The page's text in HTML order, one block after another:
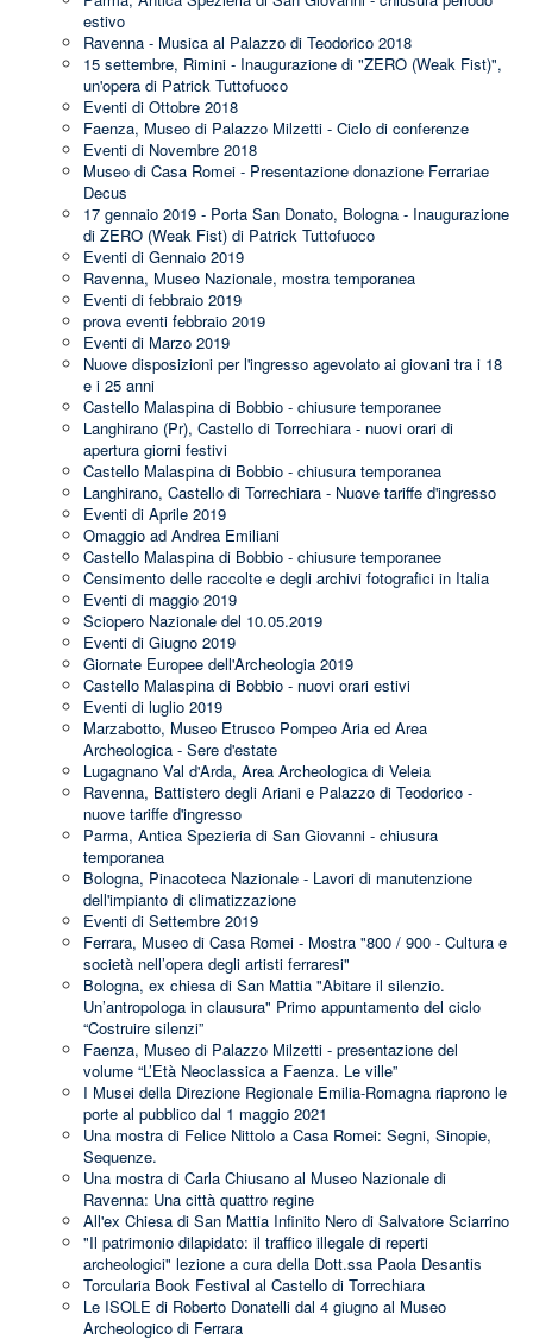
estivo
Ravenna - Musica al Palazzo di Teodorico 2018
15 settembre, Rimini - Inaugurazione di "ZERO (Weak Fist)",
un'opera di Patrick Tuttofuoco
Eventi di Ottobre 2018
Faenza, Museo di Palazzo Milzetti - Ciclo di conferenze
Eventi di Novembre 2018
Museo di Casa Romei - Presentazione donazione Ferrariae
Decus
17 gennaio 2019 - Porta San Donato, Bologna - Inaugurazione
di ZERO (Weak Fist) di Patrick Tuttofuoco
Eventi di Gennaio 2019
Ravenna, Museo Nazionale, mostra temporanea
Eventi di febbraio 2019
prova eventi febbraio 2019
Eventi di Marzo 2019
Nuove disposizioni per l'ingresso agevolato ai giovani tra i 18
e i 25 anni
Castello Malaspina di Bobbio - chiusure temporanee
Langhirano (Pr), Castello di Torrechiara - nuovi orari di
apertura giorni festivi
Castello Malaspina di Bobbio - chiusura temporanea
Langhirano, Castello di Torrechiara - Nuove tariffe d'ingresso
Eventi di Aprile 2019
Omaggio ad Andrea Emiliani
Castello Malaspina di Bobbio - chiusure temporanee
Censimento delle raccolte e degli archivi fotografici in Italia
Eventi di maggio 2019
Sciopero Nazionale del 10.05.2019
Eventi di Giugno 2019
Giornate Europee dell'Archeologia 2019
Castello Malaspina di Bobbio - nuovi orari estivi
Eventi di luglio 2019
Marzabotto, Museo Etrusco Pompeo Aria ed Area
Archeologica - Sere d'estate
Lugagnano Val d'Arda, Area Archeologica di Veleia
Ravenna, Battistero degli Ariani e Palazzo di Teodorico -
nuove tariffe d'ingresso
Parma, Antica Spezieria di San Giovanni - chiusura
temporanea
Bologna, Pinacoteca Nazionale - Lavori di manutenzione
dell'impianto di climatizzazione
Eventi di Settembre 2019
Ferrara, Museo di Casa Romei - Mostra "800 / 900 - Cultura e
società nell’opera degli artisti ferraresi"
Bologna, ex chiesa di San Mattia "Abitare il silenzio.
Un’antropologa in clausura" Primo appuntamento del ciclo
“Costruire silenzi”
Faenza, Museo di Palazzo Milzetti - presentazione del
volume “L’Età Neoclassica a Faenza. Le ville”
I Musei della Direzione Regionale Emilia-Romagna riaprono le
porte al pubblico dal 1 maggio 2021
Una mostra di Felice Nittolo a Casa Romei: Segni, Sinopie,
Sequenze.
Una mostra di Carla Chiusano al Museo Nazionale di
Ravenna: Una città quattro regine
All'ex Chiesa di San Mattia Infinito Nero di Salvatore Sciarrino
"Il patrimonio dilapidato: il traffico illegale di reperti
archeologici" lezione a cura della Dott.ssa Paola Desantis
Torcularia Book Festival al Castello di Torrechiara
Le ISOLE di Roberto Donatelli dal 4 giugno al Museo
Archeologico di Ferrara